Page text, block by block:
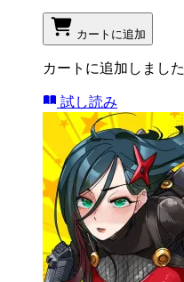
カートに追加
カートに追加しました
試し読み